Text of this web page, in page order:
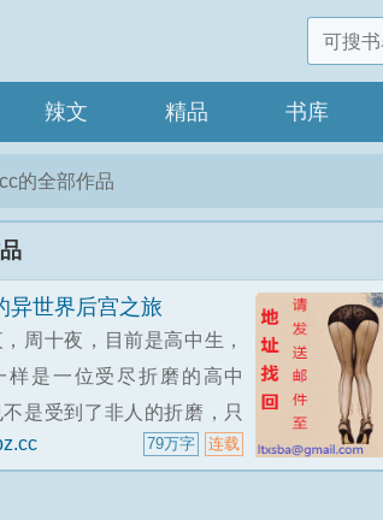
辣文 精品 书库
的全部作品
异世界后宫之旅
周十夜，目前是高中生，
样是一位受尽折磨的高中
是受到了非人的折磨，只
道数不清罢了。比起在学
连载
79万字